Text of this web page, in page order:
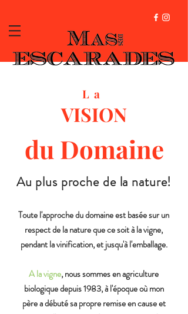
La
VISION
du Domaine
Au plus proche de la nature!
Toute l'approche du domaine est basée sur un
respect de la nature que ce soit à la vigne,
pendant la vinification, et jusqu'à l'emballage.
A la vigne, nous sommes en agriculture
biologique depuis 1983, à l'époque où mon
père a débuté sa propre remise en cause et